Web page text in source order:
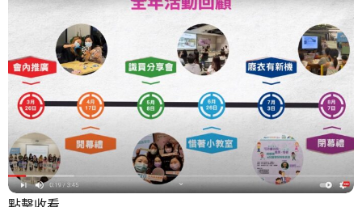
可持續時裝：識買．惜著